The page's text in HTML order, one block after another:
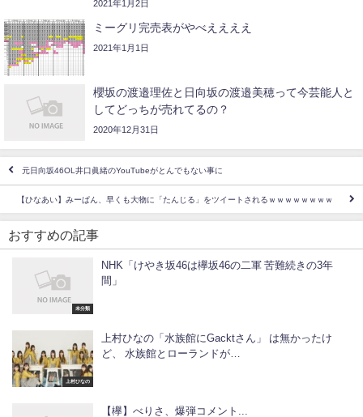
2021年1月2日
ミーグリ完売表がやべええええ
2021年1月1日
櫻坂の渡邉理佐と日向坂の渡邉美穂って今芸能人と
してどっちが売れてるの？
2020年12月31日
元日向坂46OL井口眞緒のYouTubeがとんでもない事に
【ひなあい】みーぱん、早くも大物に「たんじる」をツイートされるｗｗｗｗｗｗｗｗ
おすすめの記事
未分類
NHK「けやき坂46は欅坂46の二軍 苦難続きの3年
間」
上村ひなの
上村ひなの「水族館にGacktさん」 は無かったけ
ど、 水族館とローランドが…
【欅】べりさ、爆弾コメント...